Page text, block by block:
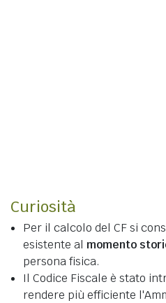
Curiosità
Per il calcolo del CF si
esistente al momento
persona fisica.
Il Codice Fiscale è stato
rendere più efficiente